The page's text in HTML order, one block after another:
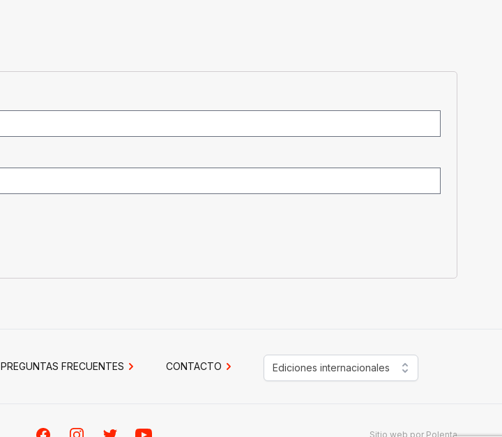
PREGUNTAS FRECUENTES CONTACTO Ediciones internacionales
Sitio web por Polenta